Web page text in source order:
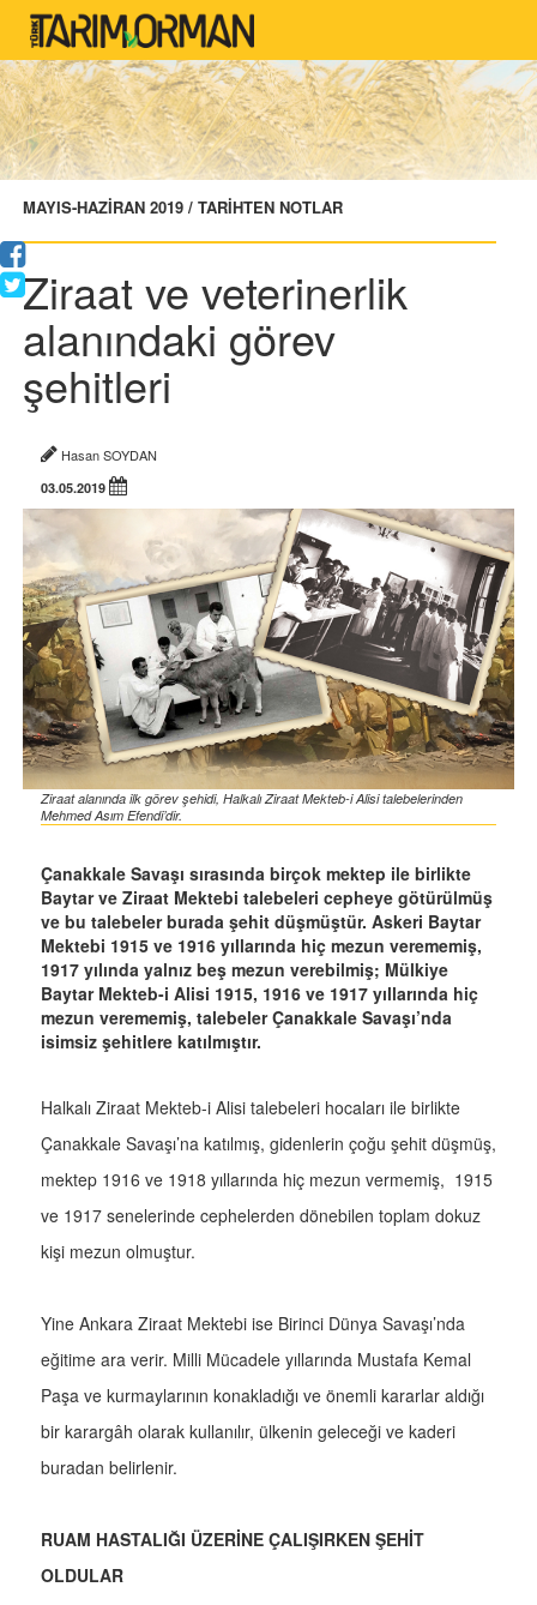
MAYIS-HAZİRAN 2019 / TARİHTEN NOTLAR
Ziraat ve veterinerlik
alanındaki görev
şehitleri
Hasan SOYDAN
03.05.2019
Ziraat alanında ilk görev şehidi, Halkalı Ziraat Mekteb-i Alisi talebelerinden
Mehmed Asım Efendi’dir.
Çanakkale Savaşı sırasında birçok mektep ile birlikte
Baytar ve Ziraat Mektebi talebeleri cepheye götürülmüş
ve bu talebeler burada şehit düşmüştür. Askeri Baytar
Mektebi 1915 ve 1916 yıllarında hiç mezun verememiş,
1917 yılında yalnız beş mezun verebilmiş; Mülkiye
Baytar Mekteb-i Alisi 1915, 1916 ve 1917 yıllarında hiç
mezun verememiş, talebeler Çanakkale Savaşı’nda
isimsiz şehitlere katılmıştır.
Halkalı Ziraat Mekteb-i Alisi talebeleri hocaları ile birlikte
Çanakkale Savaşı’na katılmış, gidenlerin çoğu şehit düşmüş,
mektep 1916 ve 1918 yıllarında hiç mezun vermemiş, 1915
ve 1917 senelerinde cephelerden dönebilen toplam dokuz
kişi mezun olmuştur.
Yine Ankara Ziraat Mektebi ise Birinci Dünya Savaşı’nda
eğitime ara verir. Milli Mücadele yıllarında Mustafa Kemal
Paşa ve kurmaylarının konakladığı ve önemli kararlar aldığı
bir karargâh olarak kullanılır, ülkenin geleceği ve kaderi
buradan belirlenir.
RUAM HASTALIĞI ÜZERİNE ÇALIŞIRKEN ŞEHİT
OLDULAR